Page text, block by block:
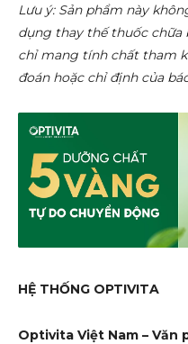
Lưu ý: Sản phẩm này
dụng thay thế thuốc
chỉ mang tính chất tham
đoán hoặc chỉ định của
HỆ THỐNG OPTIVITA
Optivita Việt Nam – Văn